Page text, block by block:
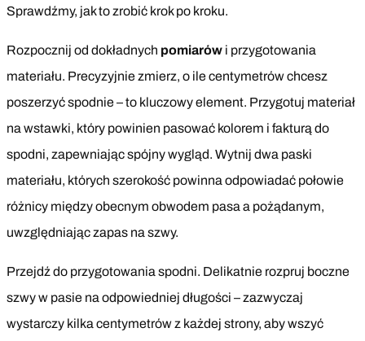
Sprawdźmy, jak to zrobić krok po kroku.
Rozpocznij od dokładnych pomiarów i przygotowania
materiału. Precyzyjnie zmierz, o ile centymetrów chcesz
poszerzyć spodnie – to kluczowy element. Przygotuj materiał
na wstawki, który powinien pasować kolorem i fakturą do
spodni, zapewniając spójny wygląd. Wytnij dwa paski
materiału, których szerokość powinna odpowiadać połowie
różnicy między obecnym obwodem pasa a pożądanym,
uwzględniając zapas na szwy.
Przejdź do przygotowania spodni. Delikatnie rozpruj boczne
szwy w pasie na odpowiedniej długości – zazwyczaj
wystarczy kilka centymetrów z każdej strony, aby wszyć